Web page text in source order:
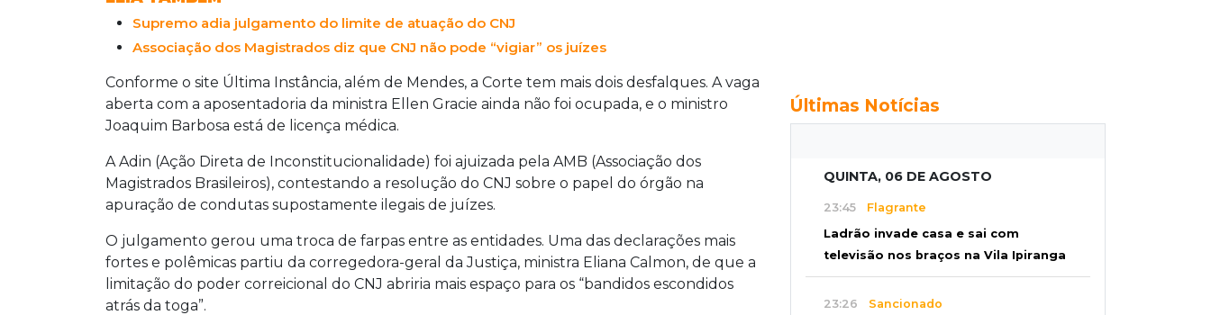
Supremo adia julgamento do limite de atuação do CNJ
Associação dos Magistrados diz que CNJ não pode “vigiar” os juízes
Conforme o site Última Instância, além de Mendes, a Corte tem mais dois desfalques. A vaga
aberta com a aposentadoria da ministra Ellen Gracie ainda não foi ocupada, e o ministro
Joaquim Barbosa está de licença médica.
A Adin (Ação Direta de Inconstitucionalidade) foi ajuizada pela AMB (Associação dos
Magistrados Brasileiros), contestando a resolução do CNJ sobre o papel do órgão na
apuração de condutas supostamente ilegais de juízes.
O julgamento gerou uma troca de farpas entre as entidades. Uma das declarações mais
fortes e polêmicas partiu da corregedora-geral da Justiça, ministra Eliana Calmon, de que a
limitação do poder correicional do CNJ abriria mais espaço para os “bandidos escondidos
atrás da toga”.
Últimas Notícias
QUINTA, 06 DE AGOSTO
23:45 Flagrante
Ladrão invade casa e sai com
televisão nos braços na Vila Ipiranga
23:26 Sancionado